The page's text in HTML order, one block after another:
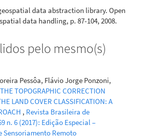
geospatial data abstraction library. Open
data handling, p. 87-104, 2008.
pelo mesmo(s)
Pessôa, Flávio Jorge Ponzoni,
TOPOGRAPHIC CORRECTION
LAND COVER CLASSIFICATION: A
, Revista Brasileira de
n. 6 (2017): Edição Especial –
Sensoriamento Remoto